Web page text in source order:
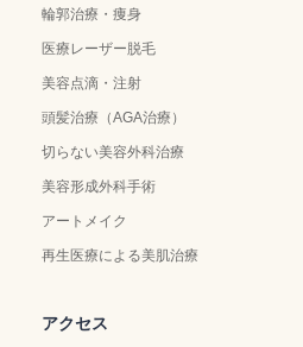
輪郭治療・痩身
医療レーザー脱毛
美容点滴・注射
頭髪治療（AGA治療）
切らない美容外科治療
美容形成外科手術
アートメイク
再生医療による美肌治療
アクセス